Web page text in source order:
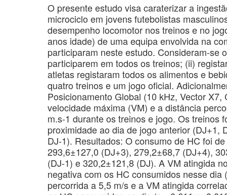
O presente estudo visa caraterizar a
microciclo em jovens futebolistas
desempenho locomotor nos treinos e no
anos idade) de uma equipa envolvida na
participaram neste estudo. Consideram-se
participarem em todos os treinos; (ii)
atletas registaram todos os alimentos e
quatro treinos e um jogo oficial.
Posicionamento Global (10 kHz, Vector
velocidade máxima (VM) e a distância
m.s-1 durante os treinos e jogo. Os treinos
proximidade ao dia de jogo anterior (DJ+1,
DJ-1). Resultados: O consumo de HC foi
293,6±127,0 (DJ+3), 279,2±68,7 (DJ+4),
(DJ-1) e 320,2±121,8 (DJ). A VM atingida
negativa com os HC consumidos nesse
percorrida a 5,5 m/s e a VM atingida